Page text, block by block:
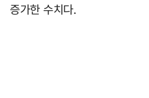
증가한 수치다.